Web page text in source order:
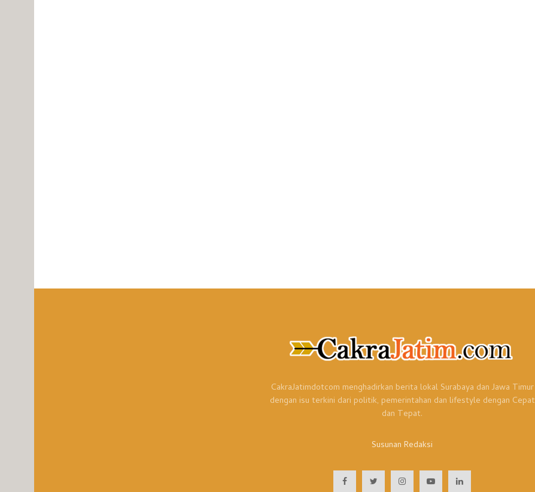
CakraJatimdotcom menghadirkan berita lokal Surabaya dan Jawa Timur
dengan isu terkini dari politik, pemerintahan dan lifestyle dengan Cepat
dan Tepat.
Susunan Redaksi